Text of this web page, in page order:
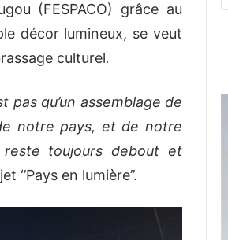
(FESPACO) grâce au
décor lumineux, se veut
culturel.
pas qu’un assemblage de
notre pays, et de notre
toujours debout et
en lumière’’.